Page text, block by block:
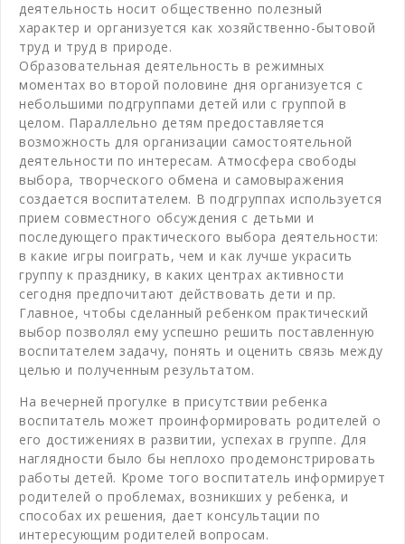
деятельность носит общественно полезный
характер и организуется как хозяйственно-бытовой
труд и труд в природе.
Образовательная деятельность в режимных
моментах во второй половине дня организуется с
небольшими подгруппами детей или с группой в
целом. Параллельно детям предоставляется
возможность для организации самостоятельной
деятельности по интересам. Атмосфера свободы
выбора, творческого обмена и самовыражения
создается воспитателем. В подгруппах используется
прием совместного обсуждения с детьми и
последующего практического выбора деятельности:
в какие игры поиграть, чем и как лучше украсить
группу к празднику, в каких центрах активности
сегодня предпочитают действовать дети и пр.
Главное, чтобы сделанный ребенком практический
выбор позволял ему успешно решить поставленную
воспитателем задачу, понять и оценить связь между
целью и полученным результатом.
На вечерней прогулке в присутствии ребенка
воспитатель может проинформировать родителей о
его достижениях в развитии, успехах в группе. Для
наглядности было бы неплохо продемонстрировать
работы детей. Кроме того воспитатель информирует
родителей о проблемах, возникших у ребенка, и
способах их решения, дает консультации по
интересующим родителей вопросам.